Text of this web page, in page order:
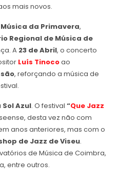
mais novos.
da Primavera,
Regional de Música de
A 23 de Abril, o concerto
Luís Tinocoao
, reforçando a música de
Sol Azul. O festival “Que Jazz
desta vez não com
anos anteriores, mas com o
de Jazz de Viseu.
de Música de Coimbra,
entre outros.